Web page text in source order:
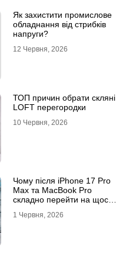
Як захистити промислове
обладнання від стрибків
напруги?
12 Червня, 2026
ТОП причин обрати скляні
LOFT перегородки
10 Червня, 2026
Чому після iPhone 17 Pro
Max та MacBook Pro
складно перейти на щось
1 Червня, 2026